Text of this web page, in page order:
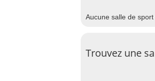
Aucune salle de sport
Trouvez une